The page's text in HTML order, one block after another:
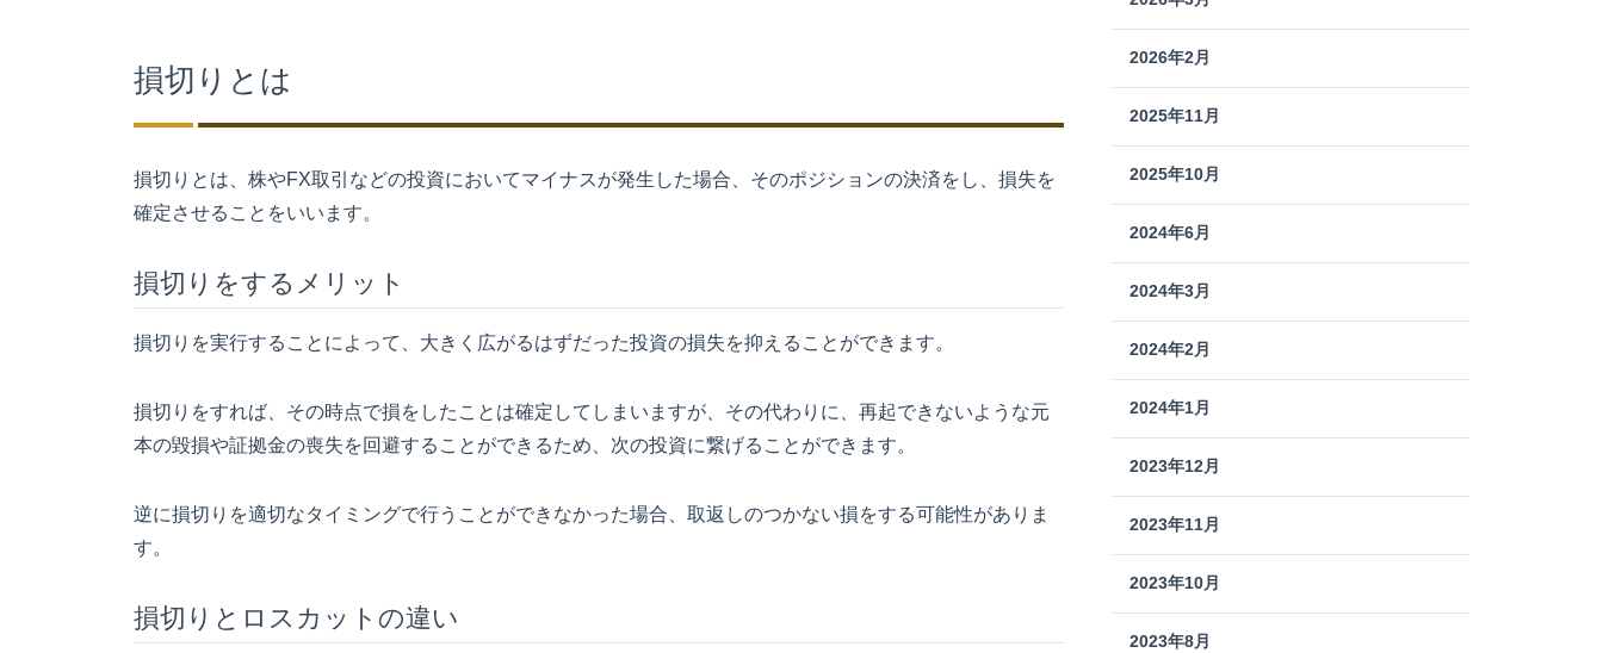
損切りとは
損切りとは、株やFX取引などの投資においてマイナスが発生した場合、そのポジションの決済をし、損失を
確定させることをいいます。
損切りをするメリット
損切りを実行することによって、大きく広がるはずだった投資の損失を抑えることができます。
損切りをすれば、その時点で損をしたことは確定してしまいますが、その代わりに、再起できないような元
本の毀損や証拠金の喪失を回避することができるため、次の投資に繋げることができます。
逆に損切りを適切なタイミングで行うことができなかった場合、取返しのつかない損をする可能性がありま
す。
損切りとロスカットの違い
2026年2月
2025年11月
2025年10月
2024年6月
2024年3月
2024年2月
2024年1月
2023年12月
2023年11月
2023年10月
2023年8月